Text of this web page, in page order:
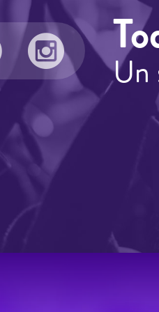
Un